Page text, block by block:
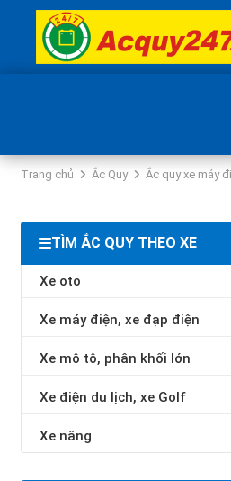
Trang chủ Ắc Quy Ắc quy xe máy
TÌM ẮC QUY THEO XE
Xe oto
Xe máy điện, xe đạp điện
Xe mô tô, phân khối lớn
Xe điện du lịch, xe Golf
Xe nâng